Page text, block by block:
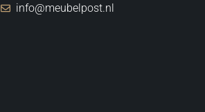
info@meubelpost.nl